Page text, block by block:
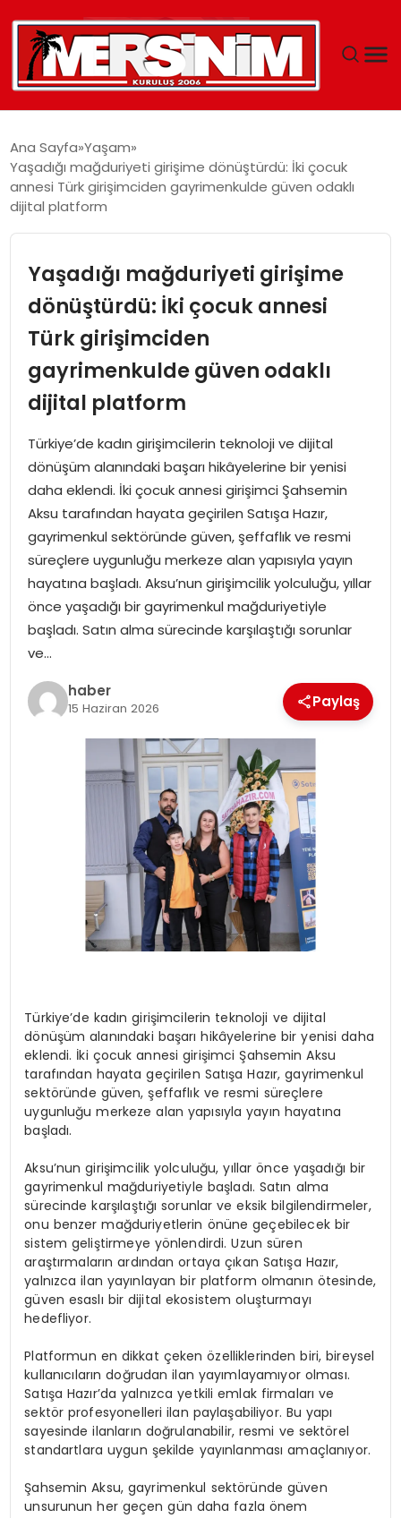
YAŞAM
SAĞLIK
EĞITIM
SPOR
EKONOMI
MAGAZIN
DÜNYA
OTOMOBIL
Ana Sayfa Yaşam
Yaşadığı mağduriyeti girişime dönüştürdü: İki çocuk
annesi Türk girişimciden gayrimenkulde güven odaklı
dijital platform
Yaşadığı mağduriyeti girişime
dönüştürdü: İki çocuk annesi
Türk girişimciden
gayrimenkulde güven odaklı
dijital platform
Türkiye’de kadın girişimcilerin teknoloji ve dijital
dönüşüm alanındaki başarı hikâyelerine bir yenisi
daha eklendi. İki çocuk annesi girişimci Şahsemin
Aksu tarafından hayata geçirilen Satışa Hazır,
gayrimenkul sektöründe güven, şeffaflık ve resmi
süreçlere uygunluğu merkeze alan yapısıyla yayın
hayatına başladı. Aksu’nun girişimcilik yolculuğu, yıllar
önce yaşadığı bir gayrimenkul mağduriyetiyle
başladı. Satın alma sürecinde karşılaştığı sorunlar
ve…
haber
15 Haziran 2026 Paylaş
Türkiye’de kadın girişimcilerin teknoloji ve dijital
dönüşüm alanındaki başarı hikâyelerine bir yenisi daha
eklendi. İki çocuk annesi girişimci Şahsemin Aksu
tarafından hayata geçirilen Satışa Hazır, gayrimenkul
sektöründe güven, şeffaflık ve resmi süreçlere
uygunluğu merkeze alan yapısıyla yayın hayatına
başladı.
Aksu’nun girişimcilik yolculuğu, yıllar önce yaşadığı bir
gayrimenkul mağduriyetiyle başladı. Satın alma
sürecinde karşılaştığı sorunlar ve eksik bilgilendirmeler,
onu benzer mağduriyetlerin önüne geçebilecek bir
sistem geliştirmeye yönlendirdi. Uzun süren
araştırmaların ardından ortaya çıkan Satışa Hazır,
yalnızca ilan yayınlayan bir platform olmanın ötesinde,
güven esaslı bir dijital ekosistem oluşturmayı
hedefliyor.
Platformun en dikkat çeken özelliklerinden biri, bireysel
kullanıcıların doğrudan ilan yayımlayamıyor olması.
Satışa Hazır’da yalnızca yetkili emlak firmaları ve
sektör profesyonelleri ilan paylaşabiliyor. Bu yapı
sayesinde ilanların doğrulanabilir, resmi ve sektörel
standartlara uygun şekilde yayınlanması amaçlanıyor.
Şahsemin Aksu, gayrimenkul sektöründe güven
unsurunun her geçen gün daha fazla önem